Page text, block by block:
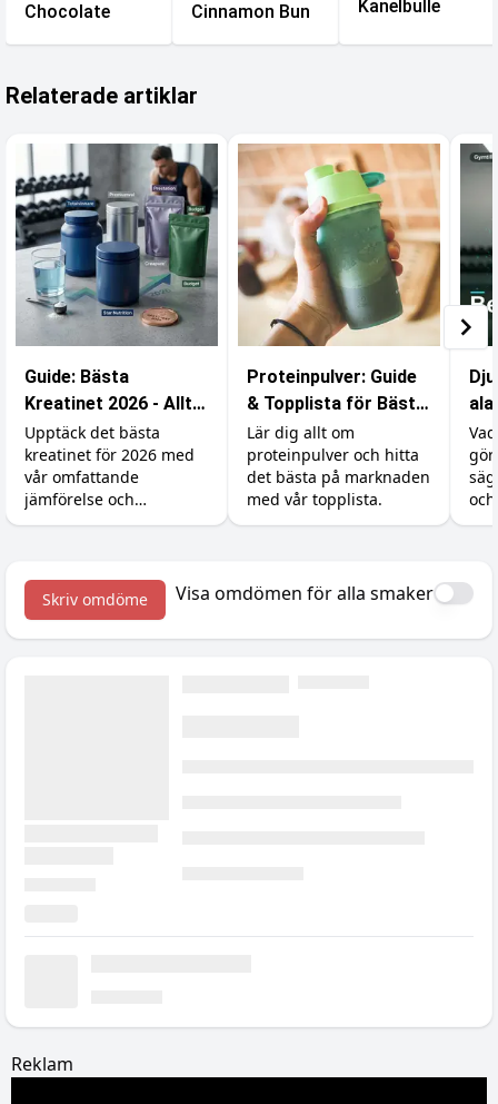
Chocolate Cinnamon Bun
Kanelbulle
Relaterade artiklar
Guide: Bästa
Kreatinet 2026 - Allt
du behöver veta
Upptäck det bästa
kreatinet för 2026 med
vår omfattande
jämförelse och
prisjämförelse.
Proteinpulver: Guide
& Topplista för Bästa
Resultat
Lär dig allt om
proteinpulver och hitta
det bästa på marknaden
med vår topplista.
rätt
Skriv omdöme Visa omdömen för alla smaker
Reklam